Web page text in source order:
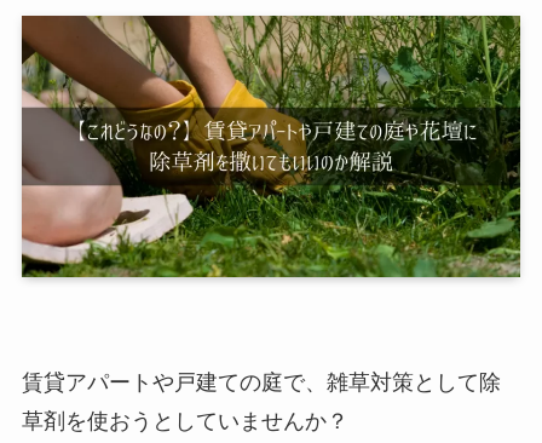
賃貸アパートや戸建ての庭で、雑草対策として除
草剤を使おうとしていませんか？